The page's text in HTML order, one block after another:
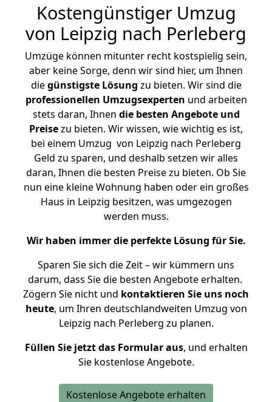
Kostengünstiger Umzug
von Leipzig nach Perleberg
Umzüge können mitunter recht kostspielig sein,
aber keine Sorge, denn wir sind hier, um Ihnen
diegünstigste Lösung zu bieten. Wir sind die
professionellen Umzugsexperten und arbeiten
stets daran, Ihnen die besten Angebote und
Preisezu bieten. Wir wissen, wie wichtig es ist,
bei einem Umzug von Leipzig nach Perleberg
Geld zu sparen, und deshalb setzen wir alles
daran, Ihnen die besten Preise zu bieten. Ob Sie
nun eine kleine Wohnung haben oder ein großes
Haus in Leipzig besitzen, was umgezogen
werden muss.
Wir haben immer die perfekte Lösung für Sie.
Sparen Sie sich die Zeit – wir kümmern uns
darum, dass Sie die besten Angebote erhalten.
Zögern Sie nicht und kontaktieren Sie uns noch
heute, um Ihren deutschlandweiten Umzug von
Leipzig nach Perleberg zu planen.
Füllen Sie jetzt das Formular aus, und erhalten
Sie kostenlose Angebote.
Kostenlose Angebote erhalten